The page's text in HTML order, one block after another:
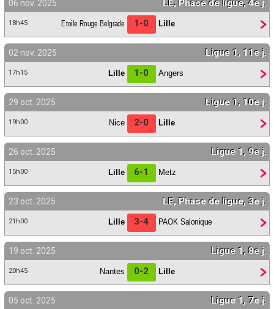
06 nov. 2025 LE, Phase de ligue, 4e j.
18h45 Etoile Rouge Belgrade 1-0 Lille
02 nov. 2025 Ligue 1, 11e j.
17h15 Lille 1-0 Angers
29 oct. 2025 Ligue 1, 10e j.
19h00 Nice 2-0 Lille
26 oct. 2025 Ligue 1, 9e j.
15h00 Lille 6-1 Metz
23 oct. 2025 LE, Phase de ligue, 3e j.
21h00 Lille 3-4 PAOK Salonique
19 oct. 2025 Ligue 1, 8e j.
20h45 Nantes 0-2 Lille
05 oct. 2025 Ligue 1, 7e j.